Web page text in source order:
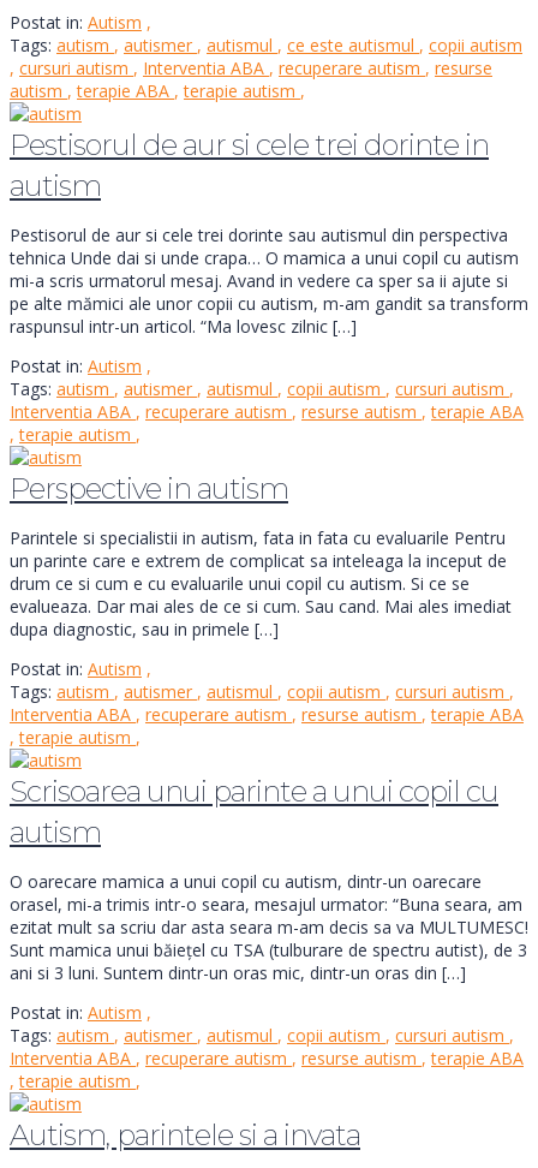
Postat in: Autism ,
Tags: autism , autismer , autismul , ce este autismul , copii autism
, cursuri autism , Interventia ABA , recuperare autism , resurse
autism , terapie ABA , terapie autism ,
Pestisorul de aur si cele trei dorinte in
autism
Pestisorul de aur si cele trei dorinte sau autismul din perspectiva
tehnica Unde dai si unde crapa… O mamica a unui copil cu autism
mi-a scris urmatorul mesaj. Avand in vedere ca sper sa ii ajute si
pe alte mămici ale unor copii cu autism, m-am gandit sa transform
raspunsul intr-un articol. “Ma lovesc zilnic […]
Postat in: Autism ,
Tags: autism , autismer , autismul , copii autism , cursuri autism ,
Interventia ABA , recuperare autism , resurse autism , terapie ABA
, terapie autism ,
Perspective in autism
Parintele si specialistii in autism, fata in fata cu evaluarile Pentru
un parinte care e extrem de complicat sa inteleaga la inceput de
drum ce si cum e cu evaluarile unui copil cu autism. Si ce se
evalueaza. Dar mai ales de ce si cum. Sau cand. Mai ales imediat
dupa diagnostic, sau in primele […]
Postat in: Autism ,
Tags: autism , autismer , autismul , copii autism , cursuri autism ,
Interventia ABA , recuperare autism , resurse autism , terapie ABA
, terapie autism ,
Scrisoarea unui parinte a unui copil cu
autism
O oarecare mamica a unui copil cu autism, dintr-un oarecare
orasel, mi-a trimis intr-o seara, mesajul urmator: “Buna seara, am
ezitat mult sa scriu dar asta seara m-am decis sa va MULTUMESC!
Sunt mamica unui băiețel cu TSA (tulburare de spectru autist), de 3
ani si 3 luni. Suntem dintr-un oras mic, dintr-un oras din […]
Postat in: Autism ,
Tags: autism , autismer , autismul , copii autism , cursuri autism ,
Interventia ABA , recuperare autism , resurse autism , terapie ABA
, terapie autism ,
Autism, parintele si a invata